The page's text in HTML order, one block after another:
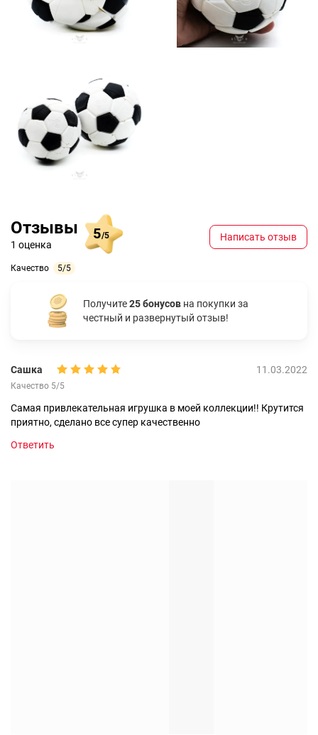
Отзывы
1 оценка
5/5
Качество 5/5
Написать отзыв
Получите25 бонусов на покупки за
честный и развернутый отзыв!
Сашка 11.03.2022
Качество 5/5
Самая привлекательная игрушка в моей коллекции!! Крутится
приятно, сделано все супер качественно
Ответить